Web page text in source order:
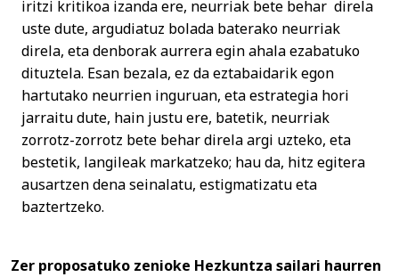
iritzi kritikoa izanda ere, neurriak bete behar direla
uste dute, argudiatuz bolada baterako neurriak
direla, eta denborak aurrera egin ahala ezabatuko
dituztela. Esan bezala, ez da eztabaidarik egon
hartutako neurrien inguruan, eta estrategia hori
jarraitu dute, hain justu ere, batetik, neurriak
zorrotz-zorrotz bete behar direla argi uzteko, eta
bestetik, langileak markatzeko; hau da, hitz egitera
ausartzen dena seinalatu, estigmatizatu eta
baztertzeko.
Zer proposatuko zenioke Hezkuntza sailari haurren